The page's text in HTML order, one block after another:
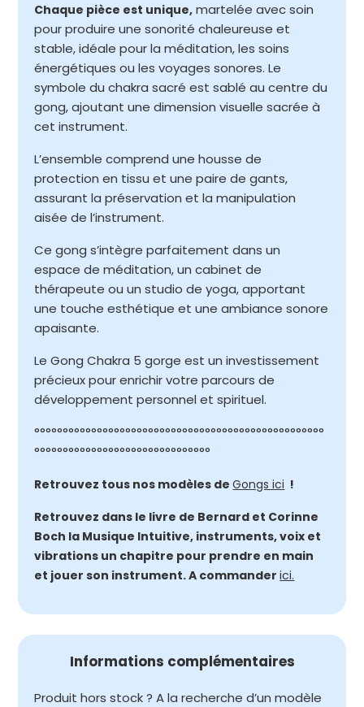
Chaque pièce est unique, martelée avec soin
pour produire une sonorité chaleureuse et
stable, idéale pour la méditation, les soins
énergétiques ou les voyages sonores. Le
symbole du chakra sacré est sablé au centre du
gong, ajoutant une dimension visuelle sacrée à
cet instrument.
L’ensemble comprend une housse de
protection en tissu et une paire de gants,
assurant la préservation et la manipulation
aisée de l’instrument.
Ce gong s’intègre parfaitement dans un
espace de méditation, un cabinet de
thérapeute ou un studio de yoga, apportant
une touche esthétique et une ambiance sonore
apaisante.
Le Gong Chakra 5 gorge est un investissement
précieux pour enrichir votre parcours de
développement personnel et spirituel.
°°°°°°°°°°°°°°°°°°°°°°°°°°°°°°°°°°°°°°°°°°°°°°°°°°°
°°°°°°°°°°°°°°°°°°°°°°°°°°°°°°°
Retrouvez tous nos modèles deGongs ici !
Retrouvez dans le livre de Bernard et Corinne
Boch la Musique Intuitive, instruments, voix et
vibrations un chapitre pour prendre en main
et jouer son instrument. A commanderici.
Informations complémentaires
Produit hors stock ? A la recherche d’un modèle